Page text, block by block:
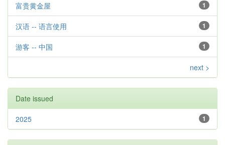
1
富贵黄金屋
1
汉语 -- 语言使用
1
游客 -- 中国
next >
Date issued
1
2025